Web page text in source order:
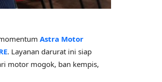
Astra Motor
. Layanan darurat ini siap
motor mogok, ban kempis,